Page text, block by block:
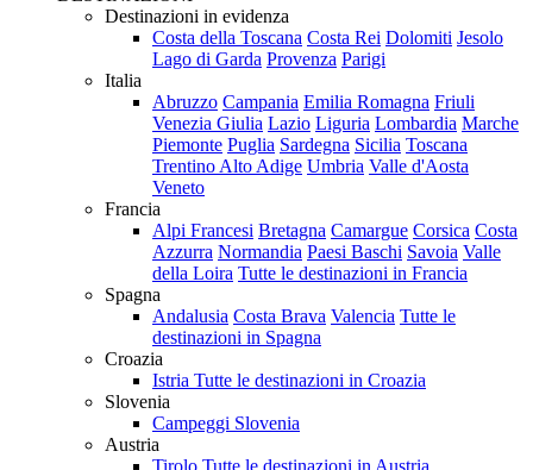
Destinazioni in evidenza
Costa della Toscana Costa Rei Dolomiti Jesolo
Lago di Garda Provenza Parigi
Italia
Abruzzo Campania Emilia Romagna Friuli
Venezia Giulia Lazio Liguria Lombardia Marche
Piemonte Puglia Sardegna Sicilia Toscana
Trentino Alto Adige Umbria Valle d'Aosta
Veneto
Francia
Alpi Francesi Bretagna Camargue Corsica Costa
Azzurra Normandia Paesi Baschi Savoia Valle
della Loira Tutte le destinazioni in Francia
Spagna
Andalusia Costa Brava Valencia Tutte le
destinazioni in Spagna
Croazia
Istria Tutte le destinazioni in Croazia
Slovenia
Campeggi Slovenia
Austria
Tirolo Tutte le destinazioni in Austria